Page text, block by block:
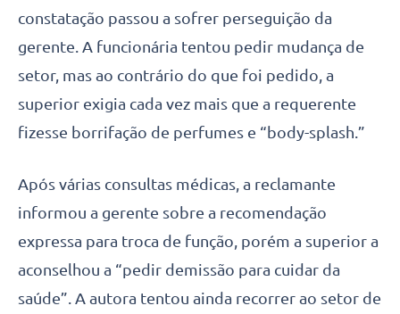
constatação passou a sofrer perseguição da
gerente. A funcionária tentou pedir mudança de
setor, mas ao contrário do que foi pedido, a
superior exigia cada vez mais que a requerente
fizesse borrifação de perfumes e “body-splash.”
Após várias consultas médicas, a reclamante
informou a gerente sobre a recomendação
expressa para troca de função, porém a superior a
aconselhou a “pedir demissão para cuidar da
saúde”. A autora tentou ainda recorrer ao setor de